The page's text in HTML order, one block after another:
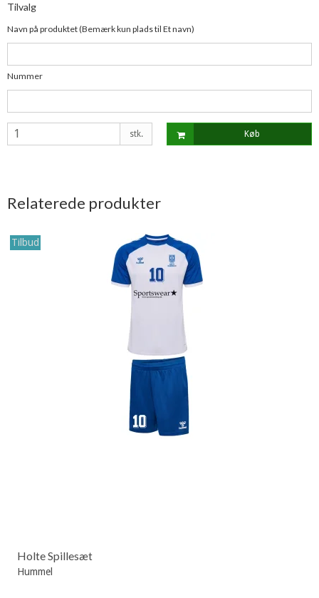
Tilvalg
Navn på produktet (Bemærk kun plads til Et navn)
Nummer
stk. Køb
Relaterede produkter
Tilbud
Holte Spillesæt
Hummel